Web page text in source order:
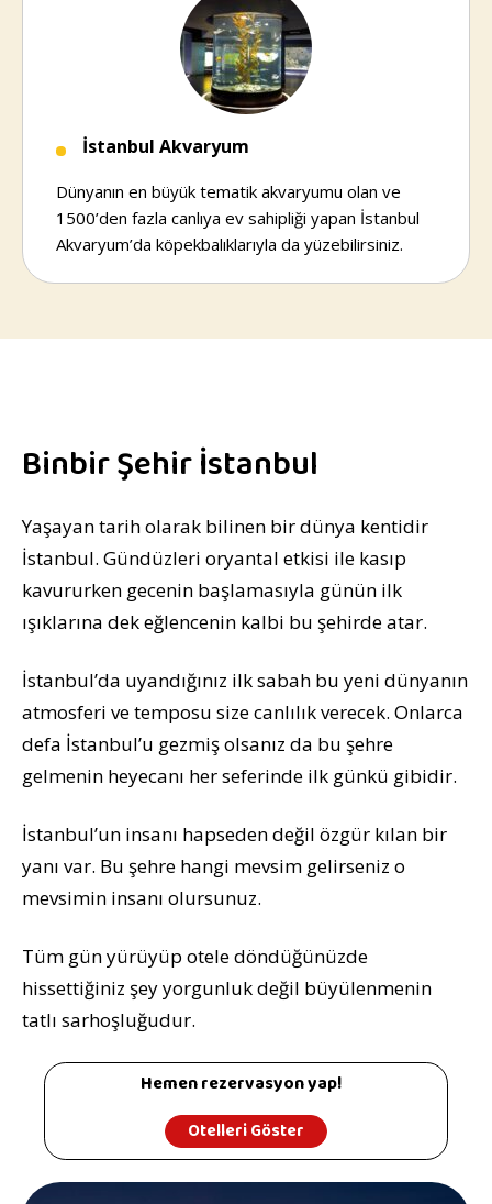
İstanbul Akvaryum
Dünyanın en büyük tematik akvaryumu olan ve
1500’den fazla canlıya ev sahipliği yapan İstanbul
Akvaryum’da köpekbalıklarıyla da yüzebilirsiniz.
Binbir Şehir İstanbul
Yaşayan tarih olarak bilinen bir dünya kentidir
İstanbul. Gündüzleri oryantal etkisi ile kasıp
kavururken gecenin başlamasıyla günün ilk
ışıklarına dek eğlencenin kalbi bu şehirde atar.
İstanbul’da uyandığınız ilk sabah bu yeni dünyanın
atmosferi ve temposu size canlılık verecek. Onlarca
defa İstanbul’u gezmiş olsanız da bu şehre
gelmenin heyecanı her seferinde ilk günkü gibidir.
İstanbul’un insanı hapseden değil özgür kılan bir
yanı var. Bu şehre hangi mevsim gelirseniz o
mevsimin insanı olursunuz.
Tüm gün yürüyüp otele döndüğünüzde
hissettiğiniz şey yorgunluk değil büyülenmenin
tatlı sarhoşluğudur.
Hemen rezervasyon yap!
Otelleri Göster